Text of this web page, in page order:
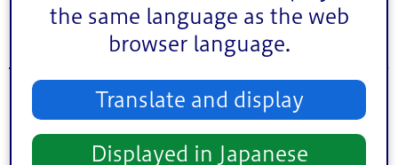
the same language as the web
browser language.
Translate and display
Displayed in Japanese
クボタスピアーズ船橋・東京ベイ シーズン終
了報告会概要
日時 令和8年6月11日（木曜日）17時30分～
合はタワーホール船堀